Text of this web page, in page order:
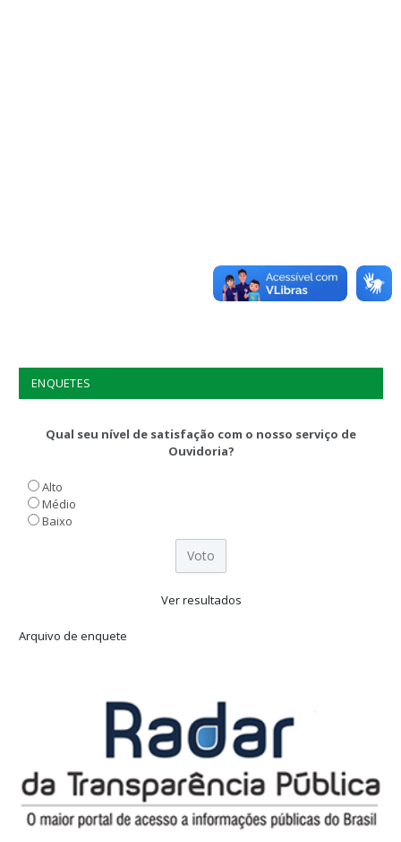
ENQUETES
Qual seu nível de satisfação com o nosso serviço de
Ouvidoria?
Alto
Médio
Baixo
Ver resultados
Arquivo de enquete